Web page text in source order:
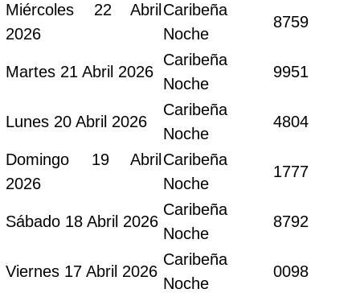
Miércoles 22 Abril
2026
Caribeña
Noche
8759
Martes 21 Abril 2026
Caribeña
Noche
9951
Lunes 20 Abril 2026
Caribeña
Noche
4804
Domingo 19 Abril
2026
Caribeña
Noche
1777
Sábado 18 Abril 2026
Caribeña
Noche
8792
Viernes 17 Abril 2026
Caribeña
Noche
0098